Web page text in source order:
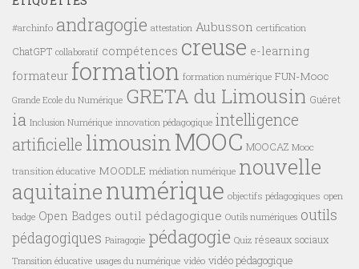
#archinfo andragogie attestation Aubusson certification
ChatGPT collaboratif compétences creuse e-learning
formateur formation formation numérique FUN-Mooc
Grande Ecole du Numérique GRETA du Limousin Guéret
ia Inclusion Numérique innovation pédagogique intelligence
artificielle limousinMOOC MOOCAZ Mooc
transition éducative MOODLE médiation numérique nouvelle
aquitainenumérique objectifs pédagogiques open
badge Open Badges outil pédagogique Outils numériques outils
pédagogiques Pairagogie pédagogie Quiz réseaux sociaux
Transition éducative usages du numérique vidéo vidéo pédagogique